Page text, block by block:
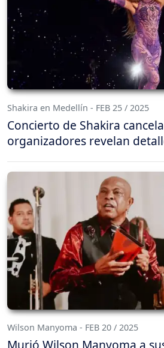
Shakira en Medellín - FEB 25 / 2025
Concierto de Shakira
organizadores revelan
Wilson Manyoma - FEB 20 / 2025
Murió Wilson Manyoma a